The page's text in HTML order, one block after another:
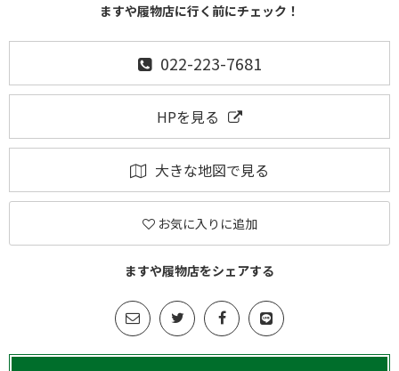
ますや履物店に行く前にチェック！
022-223-7681
HPを見る
大きな地図で見る
お気に入りに追加
ますや履物店をシェアする